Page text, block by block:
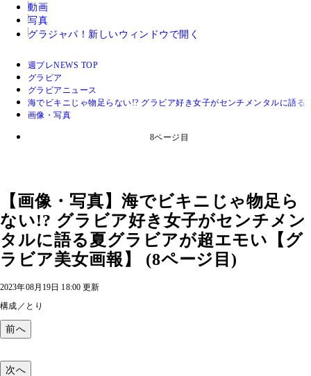
動画
写真
グラジャパ！ 新しいウィンドウで開く
週プレNEWS TOP
グラビア
グラビアニュース
海でビキニじゃ物足らない!? グラビア好き女子がセンチメンタルに語
画像・写真
8ページ目
【画像・写真】海でビキニじゃ物足ら
ない!? グラビア好き女子がセンチメン
タルに語る夏グラビアが超エモい【グ
ラビア美女画報】 (8ページ目)
2023年08月19日 18:00 更新
構成／とり
前へ
次へ